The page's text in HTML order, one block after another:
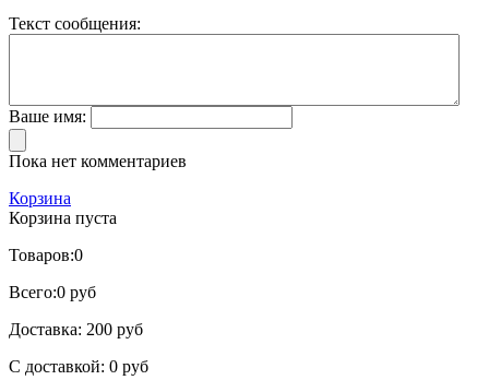
Текст сообщения:
Ваше имя:
Пока нет комментариев
Корзина
Корзина пуста
Товаров:0
Всего:0 руб
Доставка: 200 руб
С доставкой: 0 руб